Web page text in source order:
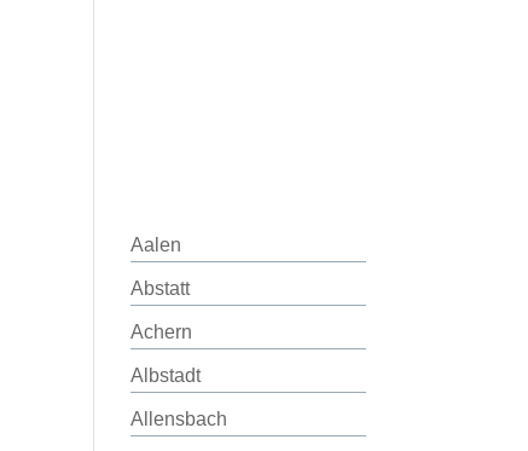
Aalen
Abstatt
Achern
Albstadt
Allensbach